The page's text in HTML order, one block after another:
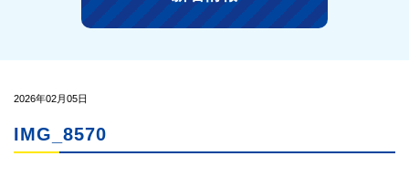
2026年02月05日
IMG_8570